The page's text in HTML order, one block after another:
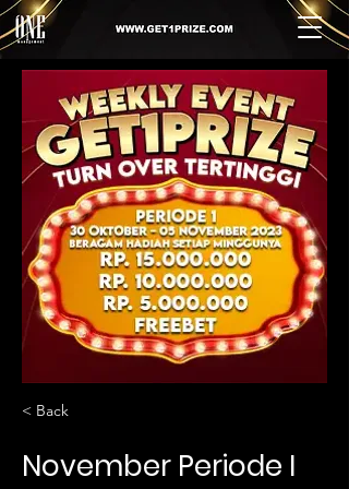
< Back
November Periode I